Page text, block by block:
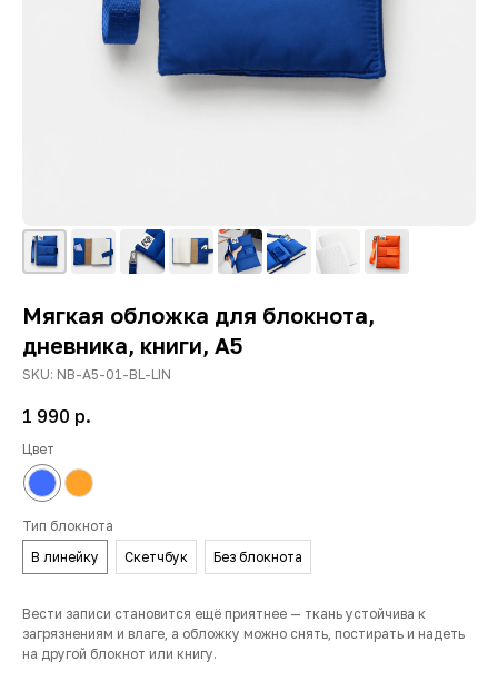
Мягкая обложка для блокнота,
дневника, книги, A5
SKU: NB-A5-01-BL-LIN
1 990 р.
Цвет
Тип блокнота
В линейку
Скетчбук Без блокнота
Вести записи становится ещё приятнее — ткань устойчива к
загрязнениям и влаге, а обложку можно снять, постирать и надеть
на другой блокнот или книгу.